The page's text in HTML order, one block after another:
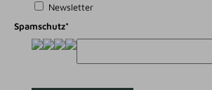
Newsletter
Spamschutz*